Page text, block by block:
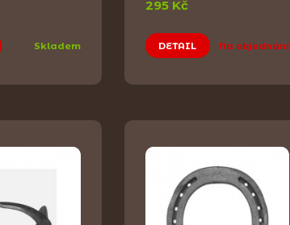
Skladem
295 Kč
DETAIL Na objednání